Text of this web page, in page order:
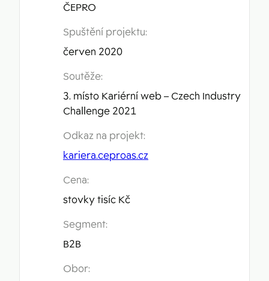
ČEPRO
Spuštění projektu:
červen 2020
Soutěže:
3. místo Kariérní web – Czech Industry
Challenge 2021
Odkaz na projekt:
kariera.ceproas.cz
Cena:
stovky tisíc Kč
Segment:
B2B
Obor: